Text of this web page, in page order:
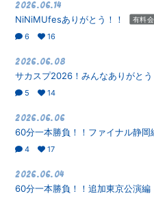
2026.06.14
NiNiMUfesありがとう！！ 有料
6 16
2026.06.08
サカスプ2026！みんなありがとう
5 14
2026.06.06
60分一本勝負！！ファイナル静岡
4 17
2026.06.04
60分一本勝負！！追加東京公演編